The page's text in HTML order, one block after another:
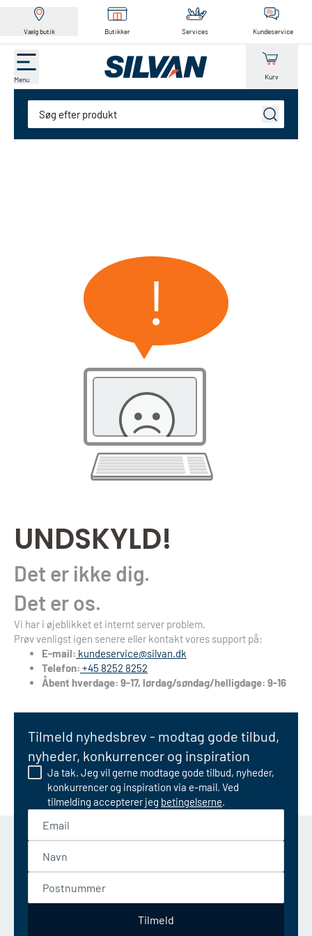
Vælg butik Butikker Services Kundeservice
Menu Kurv
Søg
UNDSKYLD!
Det er ikke dig.
Det er os.
Vi har i øjeblikket et internt server problem.
Prøv venligst igen senere eller kontakt vores support på:
E-mail: kundeservice@silvan.dk
Telefon: +45 8252 8252
Åbent hverdage: 9-17, lørdag/søndag/helligdage: 9-16
!
Tilmeld nyhedsbrev - modtag gode tilbud,
nyheder, konkurrencer og inspiration
Ja tak. Jeg vil gerne modtage gode tilbud, nyheder,
konkurrencer og inspiration via e-mail. Ved
tilmelding accepterer jeg betingelserne.
Tilmeld